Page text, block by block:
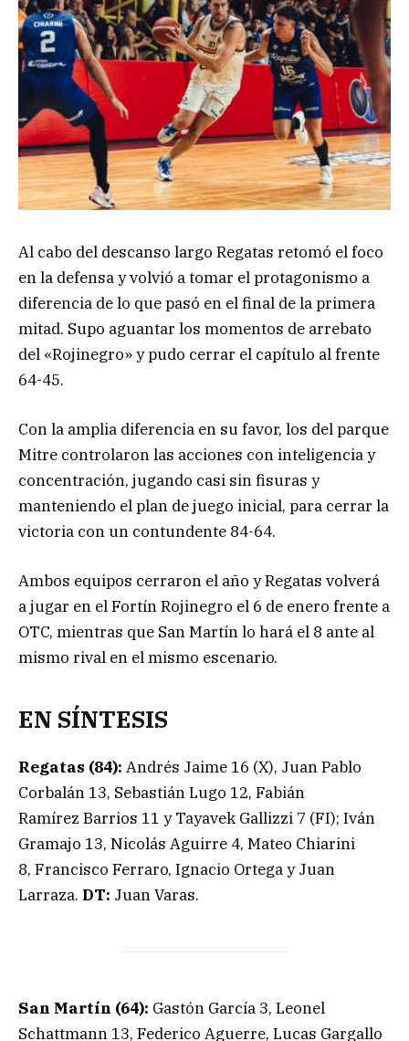
Al cabo del descanso largo Regatas retomó el foco
en la defensa y volvió a tomar el protagonismo a
diferencia de lo que pasó en el final de la primera
mitad. Supo aguantar los momentos de arrebato
del «Rojinegro» y pudo cerrar el capítulo al frente
64-45.
Con la amplia diferencia en su favor, los del parque
Mitre controlaron las acciones con inteligencia y
concentración, jugando casi sin fisuras y
manteniendo el plan de juego inicial, para cerrar la
victoria con un contundente 84-64.
Ambos equipos cerraron el año y Regatas volverá
a jugar en el Fortín Rojinegro el 6 de enero frente a
OTC, mientras que San Martín lo hará el 8 ante al
mismo rival en el mismo escenario.
EN SÍNTESIS
Regatas (84): Andrés Jaime 16 (X), Juan Pablo
Corbalán 13, Sebastián Lugo 12, Fabián
Ramírez Barrios 11 y Tayavek Gallizzi 7 (FI); Iván
Gramajo 13, Nicolás Aguirre 4, Mateo Chiarini
8, Francisco Ferraro, Ignacio Ortega y Juan
Larraza. DT: Juan Varas.
San Martín (64): Gastón García 3, Leonel
Schattmann 13, Federico Aguerre, Lucas Gargallo